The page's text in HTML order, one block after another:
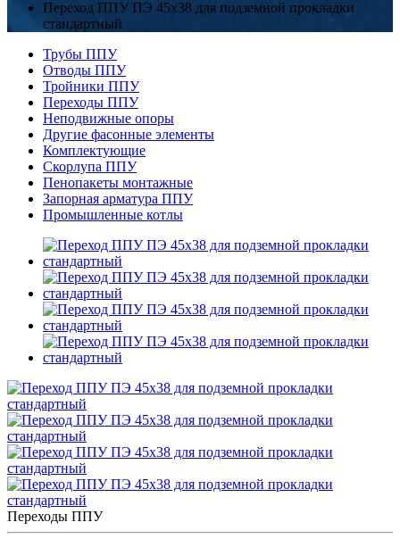
Переход ППУ ПЭ 45x38 для подземной прокладки
стандартный
Трубы ППУ
Отводы ППУ
Тройники ППУ
Переходы ППУ
Неподвижные опоры
Другие фасонные элементы
Комплектующие
Скорлупа ППУ
Пенопакеты монтажные
Запорная арматура ППУ
Промышленные котлы
Переходы ППУ